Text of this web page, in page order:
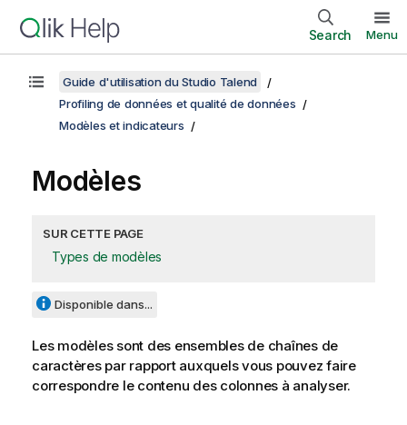
Search Menu
Guide d'utilisation du Studio Talend
Profiling de données et qualité de données
Modèles et indicateurs
Modèles
SUR CETTE PAGE
Types de modèles
Disponible dans...
Les modèles sont des ensembles de chaînes de
caractères par rapport auxquels vous pouvez faire
correspondre le contenu des colonnes à analyser.